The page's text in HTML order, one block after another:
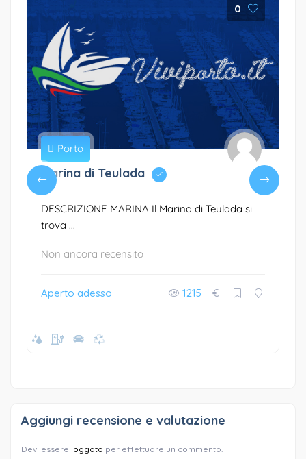
0
Porto
Marina di Teulada
DESCRIZIONE MARINA Il Marina di Teulada si
trova ...
Non ancora recensito
Aperto adesso 1215 €
Aggiungi recensione e valutazione
Devi essere loggato per effettuare un commento.